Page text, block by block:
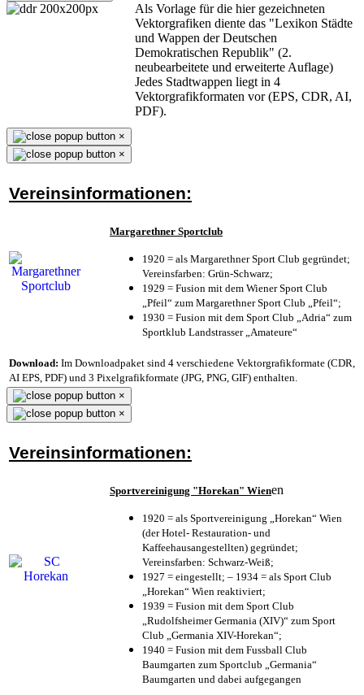
Als Vorlage für die hier gezeichneten
Vektorgrafiken diente das "Lexikon Städte
und Wappen der Deutschen
Demokratischen Republik" (2.
neubearbeitete und erweiterte Auflage)
Jedes Stadtwappen liegt in 4
Vektorgrafikformaten vor (EPS, CDR, AI,
PDF).
×
×
Vereinsinformationen:
Margarethner Sportclub
1920 = als Margarethner Sport Club gegründet;
Vereinsfarben: Grün-Schwarz;
1929 = Fusion mit dem Wiener Sport Club
„Pfeil“ zum Margarethner Sport Club „Pfeil“;
1930 = Fusion mit dem Sport Club „Adria“ zum
Sportklub Landstrasser „Amateure“
Download: Im Downloadpaket sind 4 verschiedene Vektorgrafikformate (CDR,
AI EPS, PDF) und 3 Pixelgrafikformate (JPG, PNG, GIF) enthalten.
×
×
Vereinsinformationen:
Sportvereinigung "Horekan" Wienen
1920 = als Sportvereinigung „Horekan“ Wien
(der Hotel- Restauration- und
Kaffeehausangestellten) gegründet;
Vereinsfarben: Schwarz-Weiß;
1927 = eingestellt; – 1934 = als Sport Club
„Horekan“ Wien reaktiviert;
1939 = Fusion mit dem Sport Club
„Rudolfsheimer Germania (XIV)“ zum Sport
Club „Germania XIV-Horekan“;
1940 = Fusion mit dem Fussball Club
Baumgarten zum Sportclub „Germania“
Baumgarten und dabei aufgegangen